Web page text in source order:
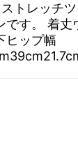
トレッチ
です。 着丈
ヒップ幅